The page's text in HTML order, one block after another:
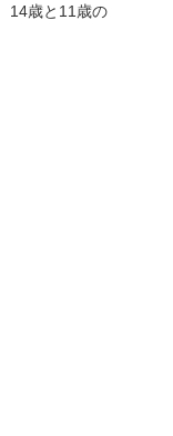
14歳と11歳の